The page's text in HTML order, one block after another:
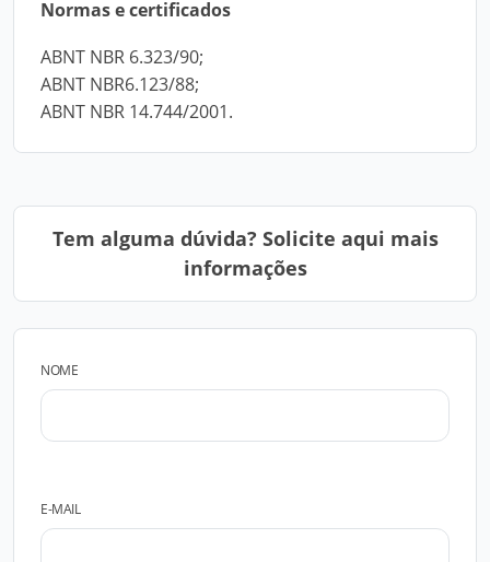
Normas e certificados
ABNT NBR 6.323/90;
ABNT NBR6.123/88;
ABNT NBR 14.744/2001.
Tem alguma dúvida? Solicite aqui mais
informações
NOME
E-MAIL